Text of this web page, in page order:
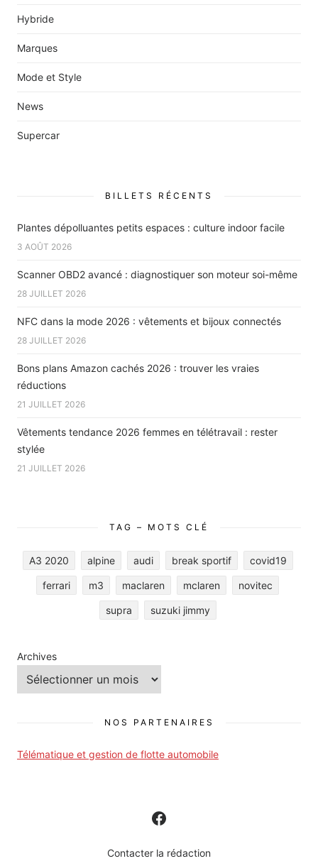
Hybride
Marques
Mode et Style
News
Supercar
BILLETS RÉCENTS
Plantes dépolluantes petits espaces : culture indoor facile
3 AOÛT 2026
Scanner OBD2 avancé : diagnostiquer son moteur soi-même
28 JUILLET 2026
NFC dans la mode 2026 : vêtements et bijoux connectés
28 JUILLET 2026
Bons plans Amazon cachés 2026 : trouver les vraies
réductions
21 JUILLET 2026
Vêtements tendance 2026 femmes en télétravail : rester
stylée
21 JUILLET 2026
TAG – MOTS CLÉ
A3 2020 alpine audi break sportif covid19
ferrari m3 maclaren mclaren novitec
supra suzuki jimmy
Archives
NOS PARTENAIRES
Télématique et gestion de flotte automobile
Contacter la rédaction